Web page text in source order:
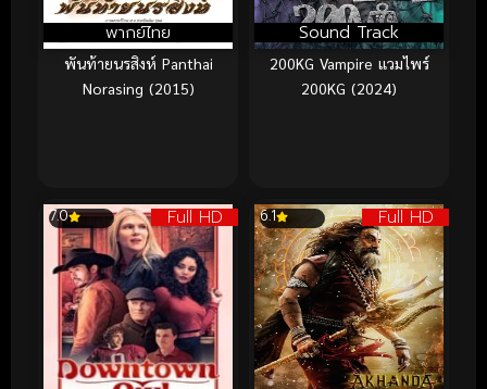
พากย์ไทย
พันท้ายนรสิงห์ Panthai
Norasing (2015)
Sound Track
200KG Vampire แวมไพร์
200KG (2024)
Full HD
7.0 Full HD
6.1